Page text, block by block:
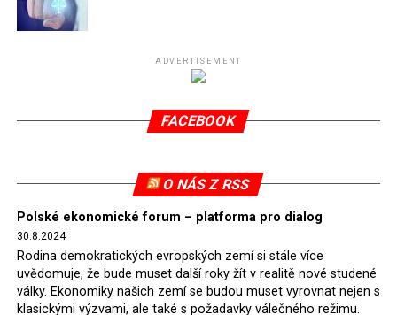
Připomeňme, že ukončení těžby hnědého uhlí pro
(SDEU) v souvislosti se stížnostmi českých samospráv
verdiktem španělské soudkyně Rosario Silva de Lapureta
tomuto rozhodnutí nevyhověla, proto na žádost
2022, než byl tento případ z důvodu uzavření dohody
Polska s Českou republikou o odstranění příčin sporu o
důl Turów vymazán z rejstříku tribunálu. Celkem si
Polsko nechalo z přiznaných evropských fondů odečíst
asi 70 milionů eur na pokutách a 45 milionů eur
ADVERTISEMENT
FACEBOOK
O NÁS Z RSS
Polské ekonomické forum – platforma pro dialog
30.8.2024
Rodina demokratických evropských zemí si stále více
uvědomuje, že bude muset další roky žít v realitě nové studené
války. Ekonomiky našich zemí se budou muset vyrovnat nejen s
klasickými výzvami, ale také s požadavky válečného režimu.